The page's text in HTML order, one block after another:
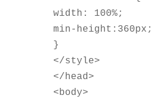
min-height:360px;
}
</style>
</head>
<body>